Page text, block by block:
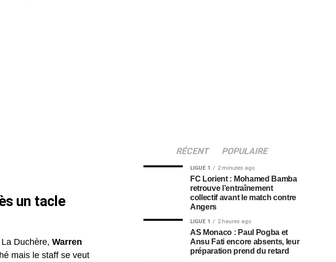
un tacle
Duchère, Warren
mais le staff se veut
RÉCENT POPULAIRE
LIGUE 1 2 minutes ago
FC Lorient : Mohamed Bamba
retrouve l’entraînement
collectif avant le match contre
Angers
LIGUE 1 2 heures ago
AS Monaco : Paul Pogba et
Ansu Fati encore absents, leur
préparation prend du retard